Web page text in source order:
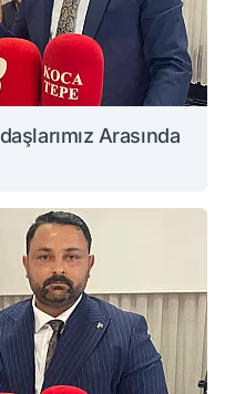
Arasında